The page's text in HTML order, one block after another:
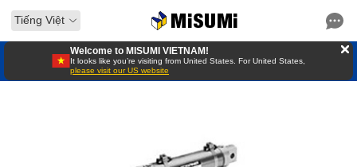
Tiếng Việt
Welcome to MISUMI VIETNAM!
It looks like you’re visiting from United States. For United States,
please visit our US website